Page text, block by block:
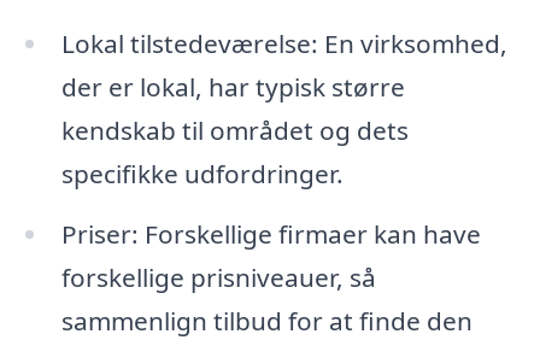
Lokal tilstedeværelse: En virksomhed,
der er lokal, har typisk større
kendskab til området og dets
specifikke udfordringer.
Priser: Forskellige firmaer kan have
forskellige prisniveauer, så
sammenlign tilbud for at finde den